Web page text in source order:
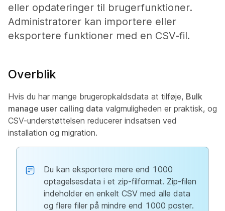
eller opdateringer til brugerfunktioner.
Administratorer kan importere eller
eksportere funktioner med en CSV-fil.
Overblik
Hvis du har mange brugeropkaldsdata at tilføje, Bulk
manage user calling data valgmuligheden er praktisk, og
CSV-understøttelsen reducerer indsatsen ved
installation og migration.
Du kan eksportere mere end 1000
optagelsesdata i et zip-filformat. Zip-filen
indeholder en enkelt CSV med alle data
og flere filer på mindre end 1000 poster.